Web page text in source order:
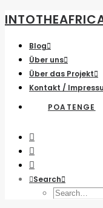
Blog
Über uns
Über das Projekt
Kontakt /
POATENGE
Search